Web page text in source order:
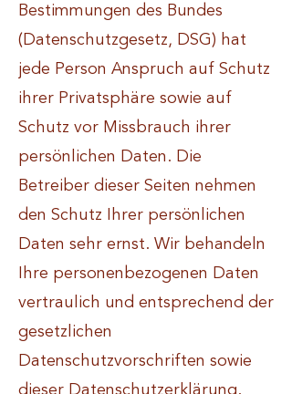
Bestimmungen des Bundes
(Datenschutzgesetz, DSG) hat
jede Person Anspruch auf Schutz
ihrer Privatsphäre sowie auf
Schutz vor Missbrauch ihrer
persönlichen Daten. Die
Betreiber dieser Seiten nehmen
den Schutz Ihrer persönlichen
Daten sehr ernst. Wir behandeln
Ihre personenbezogenen Daten
vertraulich und entsprechend der
gesetzlichen
Datenschutzvorschriften sowie
dieser Datenschutzerklärung.